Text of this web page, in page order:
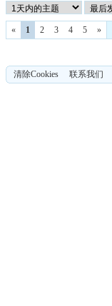
« 1 2 3 4 5 »
清除Cookies 联系我们